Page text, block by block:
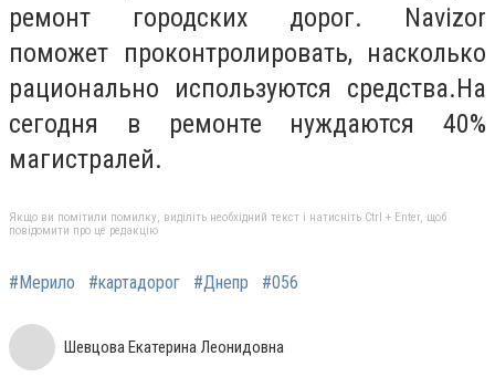
ремонт городских дорог. Navizor
поможет проконтролировать, насколько
рационально используются средства.На
сегодня в ремонте нуждаются 40%
магистралей.
Якщо ви помітили помилку, виділіть необхідний текст і натисніть Ctrl + Enter, щоб
повідомити про це редакцію
#Мерило #картадорог #Днепр #056
Шевцова Екатерина Леонидовна